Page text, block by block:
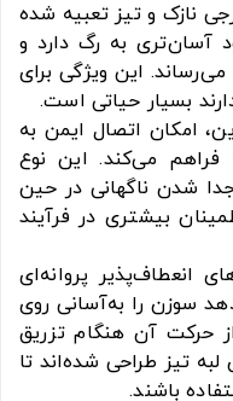
نازک و تیز تعبیه شده
آسان‌تری به رگ دارد و
این ویژگی برای
بسیار حیاتی است.
امکان اتصال ایمن به
فراهم می‌کند. این نوع
شدن ناگهانی در حین
بیشتری در فرآیند
انعطاف‌پذیر پروانه‌ای
سوزن را به‌آسانی روی
حرکت آن هنگام تزریق
تیز طراحی شده‌اند تا
باشند.